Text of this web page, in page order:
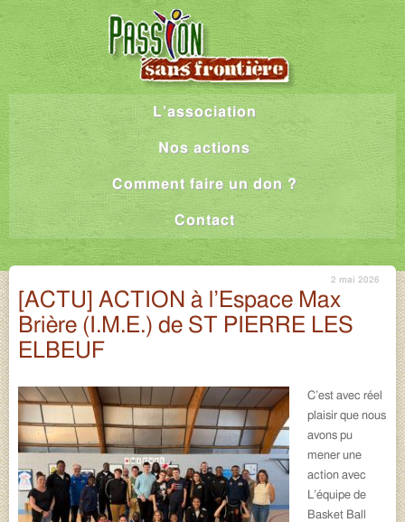
L’association
Nos actions
Comment faire un don ?
Contact
2 mai 2026
[ACTU] ACTION à l’Espace Max
Brière (I.M.E.) de ST PIERRE LES
ELBEUF
C’est avec réel
plaisir que nous
avons pu
mener une
action avec
L’équipe de
Basket Ball